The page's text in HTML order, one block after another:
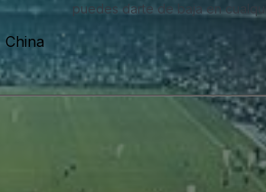
puedes darte de baja en
China